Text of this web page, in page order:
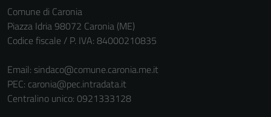
Comune di Caronia
Piazza Idria 98072 Caronia (ME)
Codice fiscale / P. IVA: 84000210835
Email: sindaco@comune.caronia.me.it
PEC: caronia@pec.intradata.it
Centralino unico: 0921333128